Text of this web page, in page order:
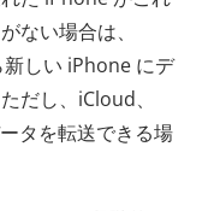
ない場合は、
しい iPhone にデ
だし、iCloud、
タを転送できる場